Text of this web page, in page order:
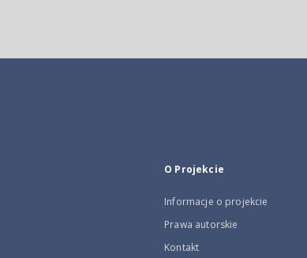
O Projekcie
Informacje o projekcie
Prawa autorskie
Kontakt